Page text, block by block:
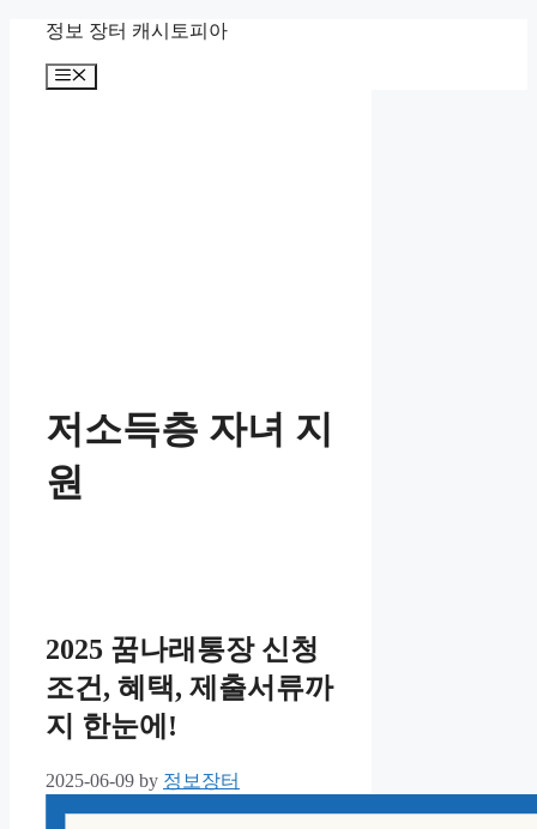
content
정보 장터 캐시토피아
Menu
저소득층 자녀 지
원
2025 꿈나래통장 신청
조건, 혜택, 제출서류까
지 한눈에!
2025-06-09 by 정보장터